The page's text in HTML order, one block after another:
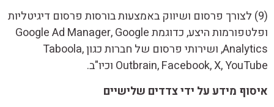
(9) לצורך פרסום ושיווק באמצעות בורסות פרסום דיגיטליות
ופלטפורמות היצע, כדוגמת Google Ad Manager, Google
Analytics, ושירותי פרסום של חברות כגון Taboola,
Outbrain, Facebook, X, YouTube וכיו"ב.
איסוף מידע על ידי צדדים שלישיים